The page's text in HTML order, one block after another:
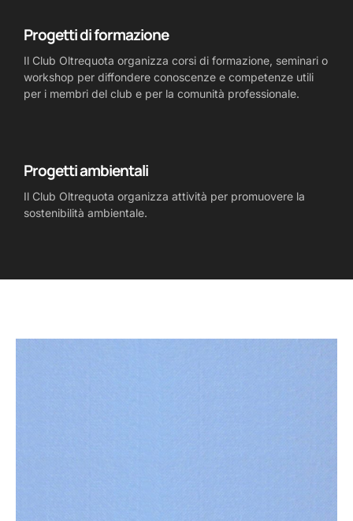
Progetti di formazione
Il Club Oltrequota organizza corsi di formazione, seminari o
workshop per diffondere conoscenze e competenze utili
per i membri del club e per la comunità professionale.
Progetti ambientali
Il Club Oltrequota organizza attività per promuovere la
sostenibilità ambientale.